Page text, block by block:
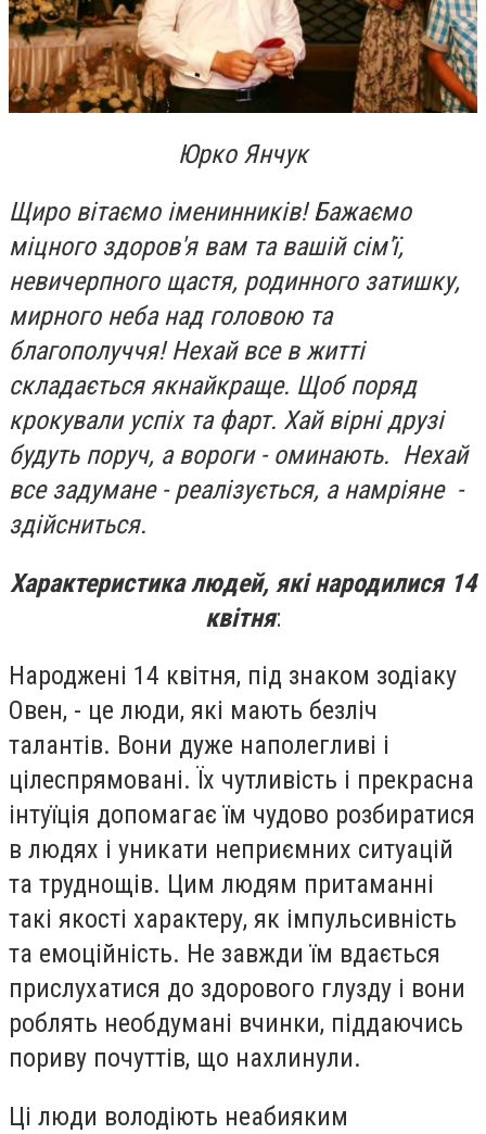
Юрко Янчук
Щиро вітаємо іменинників! Бажаємо
міцного здоров'я вам та вашій сім'ї,
невичерпного щастя, родинного затишку,
мирного неба над головою та
благополуччя! Нехай все в житті
складається якнайкраще. Щоб поряд
крокували успіх та фарт. Хай вірні друзі
будуть поруч, а вороги - оминають. Нехай
все задумане - реалізується, а намріяне -
здійсниться.
Характеристика людей, які народилися 14
квітня:
Народжені 14 квітня, під знаком зодіаку
Овен, - це люди, які мають безліч
талантів. Вони дуже наполегливі і
цілеспрямовані. Їх чутливість і прекрасна
інтуїція допомагає їм чудово розбиратися
в людях і уникати неприємних ситуацій
та труднощів. Цим людям притаманні
такі якості характеру, як імпульсивність
та емоційність. Не завжди їм вдається
прислухатися до здорового глузду і вони
роблять необдумані вчинки, піддаючись
пориву почуттів, що нахлинули.
Ці люди володіють неабияким